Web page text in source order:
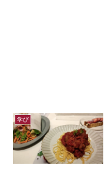
学び